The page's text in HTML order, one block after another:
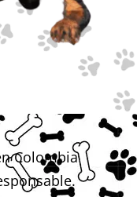
Colombia